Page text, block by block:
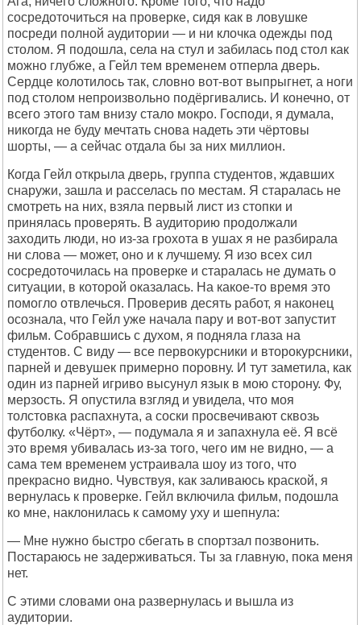
сосредоточиться на проверке, сидя как в ловушке
посреди полной аудитории — и ни клочка одежды под
столом. Я подошла, села на стул и забилась под стол как
можно глубже, а Гейл тем временем отперла дверь.
Сердце колотилось так, словно вот-вот выпрыгнет, а ноги
под столом непроизвольно подёргивались. И конечно, от
всего этого там внизу стало мокро. Господи, я думала,
никогда не буду мечтать снова надеть эти чёртовы
шорты, — а сейчас отдала бы за них миллион.
Когда Гейл открыла дверь, группа студентов, ждавших
снаружи, зашла и расселась по местам. Я старалась не
смотреть на них, взяла первый лист из стопки и
принялась проверять. В аудиторию продолжали
заходить люди, но из-за грохота в ушах я не разбирала
ни слова — может, оно и к лучшему. Я изо всех сил
сосредоточилась на проверке и старалась не думать о
ситуации, в которой оказалась. На какое-то время это
помогло отвлечься. Проверив десять работ, я наконец
осознала, что Гейл уже начала пару и вот-вот запустит
фильм. Собравшись с духом, я подняла глаза на
студентов. С виду — все первокурсники и второкурсники,
парней и девушек примерно поровну. И тут заметила, как
один из парней игриво высунул язык в мою сторону. Фу,
мерзость. Я опустила взгляд и увидела, что моя
толстовка распахнута, а соски просвечивают сквозь
футболку. «Чёрт», — подумала я и запахнула её. Я всё
это время убивалась из-за того, чего им не видно, — а
сама тем временем устраивала шоу из того, что
прекрасно видно. Чувствуя, как заливаюсь краской, я
вернулась к проверке. Гейл включила фильм, подошла
ко мне, наклонилась к самому уху и шепнула:
— Мне нужно быстро сбегать в спортзал позвонить.
Постараюсь не задерживаться. Ты за главную, пока меня
нет.
С этими словами она развернулась и вышла из
аудитории.